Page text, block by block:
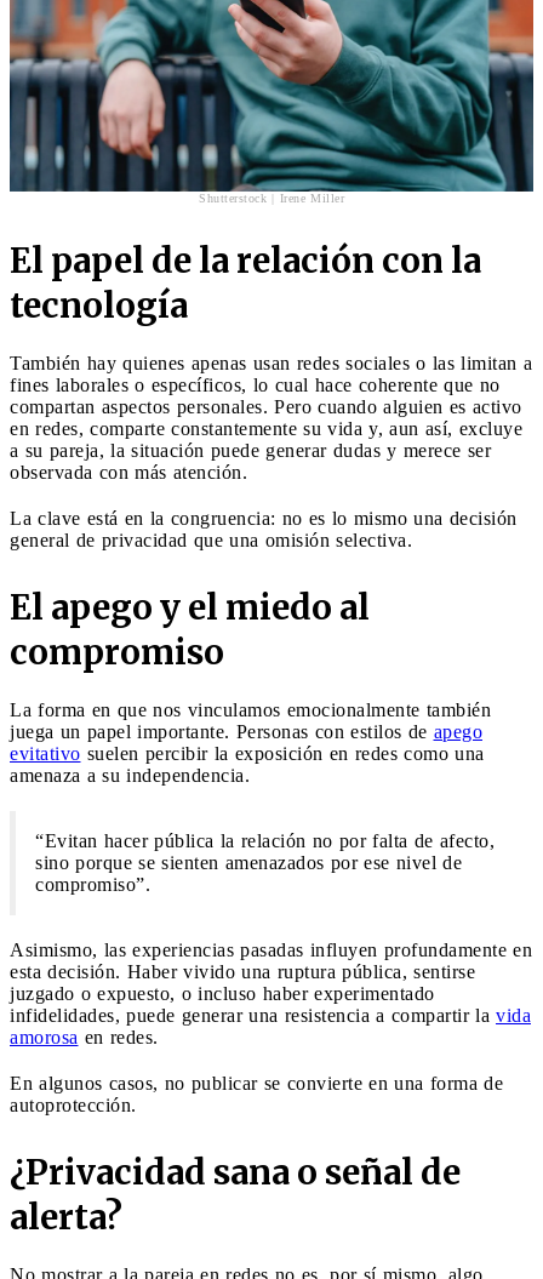
Shutterstock | Irene Miller
El papel de la relación con la
tecnología
También hay quienes apenas usan redes sociales o las limitan a
fines laborales o específicos, lo cual hace coherente que no
compartan aspectos personales. Pero cuando alguien es activo
en redes, comparte constantemente su vida y, aun así, excluye
a su pareja, la situación puede generar dudas y merece ser
observada con más atención.
La clave está en la congruencia: no es lo mismo una decisión
general de privacidad que una omisión selectiva.
El apego y el miedo al
compromiso
La forma en que nos vinculamos emocionalmente también
juega un papel importante. Personas con estilos de apego
evitativo suelen percibir la exposición en redes como una
amenaza a su independencia.
“Evitan hacer pública la relación no por falta de afecto,
sino porque se sienten amenazados por ese nivel de
compromiso”.
Asimismo, las experiencias pasadas influyen profundamente en
esta decisión. Haber vivido una ruptura pública, sentirse
juzgado o expuesto, o incluso haber experimentado
infidelidades, puede generar una resistencia a compartir la vida
amorosa en redes.
En algunos casos, no publicar se convierte en una forma de
autoprotección.
¿Privacidad sana o señal de
alerta?
No mostrar a la pareja en redes no es, por sí mismo, algo